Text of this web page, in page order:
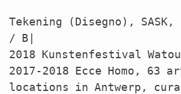
Tekening (Disegno), SASK,
/ B|
2018 Kunstenfestival
2017-2018 Ecce Homo, 63
locations in Antwerp,